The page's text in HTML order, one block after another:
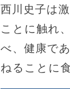
西川史子は
ことに触れ
べ、健康で
ねることに